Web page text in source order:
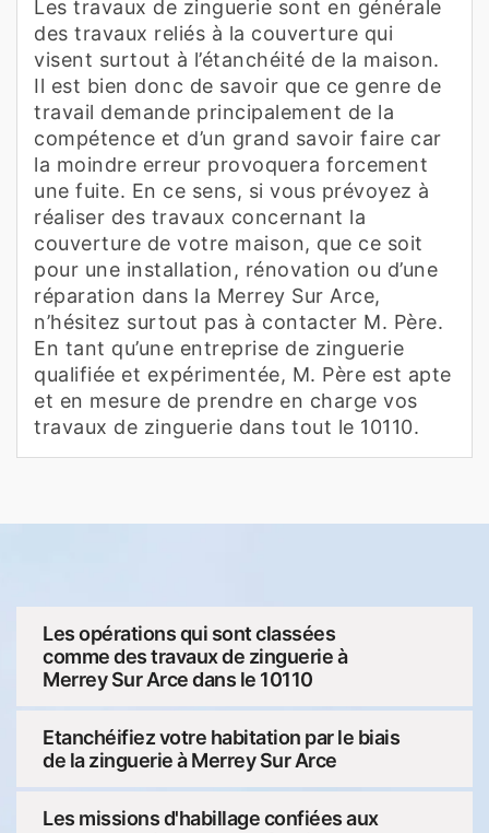
Les travaux de zinguerie sont en générale
des travaux reliés à la couverture qui
visent surtout à l’étanchéité de la maison.
Il est bien donc de savoir que ce genre de
travail demande principalement de la
compétence et d’un grand savoir faire car
la moindre erreur provoquera forcement
une fuite. En ce sens, si vous prévoyez à
réaliser des travaux concernant la
couverture de votre maison, que ce soit
pour une installation, rénovation ou d’une
réparation dans la Merrey Sur Arce,
n’hésitez surtout pas à contacter M. Père.
En tant qu’une entreprise de zinguerie
qualifiée et expérimentée, M. Père est apte
et en mesure de prendre en charge vos
travaux de zinguerie dans tout le 10110.
Les opérations qui sont classées
comme des travaux de zinguerie à
Merrey Sur Arce dans le 10110
Etanchéifiez votre habitation par le biais
de la zinguerie à Merrey Sur Arce
Les missions d'habillage confiées aux